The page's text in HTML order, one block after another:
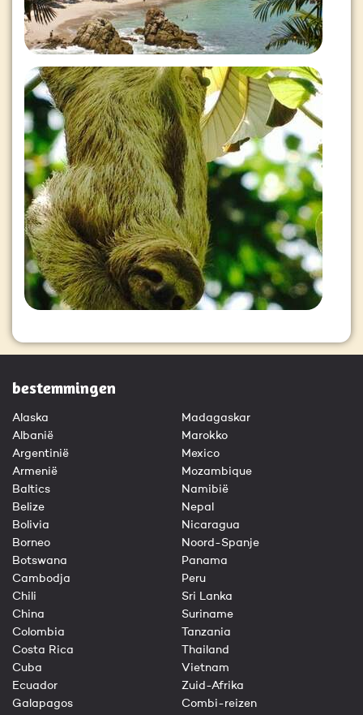
bestemmingen
Alaska
Albanië
Argentinië
Armenië
Baltics
Belize
Bolivia
Borneo
Botswana
Cambodja
Chili
China
Colombia
Costa Rica
Cuba
Ecuador
Galapagos
Madagaskar
Marokko
Mexico
Mozambique
Namibië
Nepal
Nicaragua
Noord-Spanje
Panama
Peru
Sri Lanka
Suriname
Tanzania
Thailand
Vietnam
Zuid-Afrika
Combi-reizen